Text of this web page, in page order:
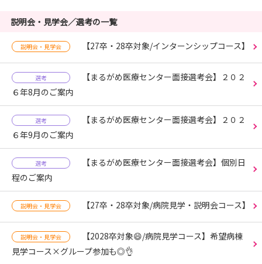
説明会・見学会／選考の一覧
説明会・見学会 【27卒・28卒対象/インターンシップコース】
選考
【まるがめ医療センター面接選考会】２０２
６年8月のご案内
選考
【まるがめ医療センター面接選考会】２０２
６年9月のご案内
選考
【まるがめ医療センター面接選考会】個別日
程のご案内
説明会・見学会 【27卒・28卒対象/病院見学・説明会コース】
説明会・見学会
【2028卒対象😄/病院見学コース】希望病棟
見学コース×グループ参加も◎👌